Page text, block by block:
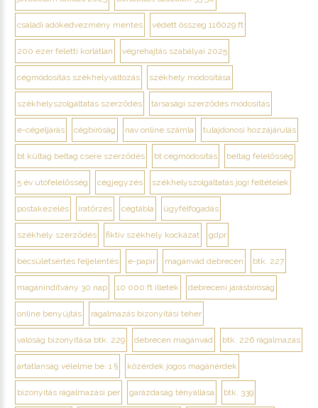
családi adókedvezmény mentes védett összeg 116029 ft
200 ezer feletti korlátlan végrehajtás szabályai 2025
cégmódosítás székhelyváltozás székhely módosítása
székhelyszolgáltatás szerződés társasági szerződés módosítás
e-cégeljárás cégbíróság nav online számla tulajdonosi hozzájárulás
bt kültag beltag csere szerződés bt cégmódosítás beltag felelősség
5 év utófelelősség cégjegyzés székhelyszolgáltatás jogi feltételek
postakezelés iratőrzés cégtábla ügyfélfogadás
székhely szerződés fiktív székhely kockázat gdpr
becsületsértés feljelentés e-papír magánvád debrecen btk. 227
magánindítvány 30 nap 10 000 ft illeték debreceni járásbíróság
online benyújtás rágalmazás bizonyítási teher
valóság bizonyítása btk. 229 debrecen magánvád btk. 226 rágalmazás
ártatlanság vélelme be. 1 § közérdek jogos magánérdek
bizonyítás rágalmazási per garázdaság tényállása btk. 339